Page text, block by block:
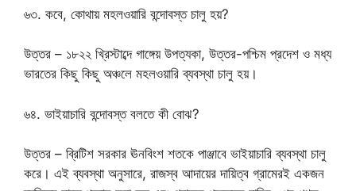
৬৩. কবে, কোথায় মহলওয়ারি বন্দোবস্ত চালু হয়?
উত্তর – ১৮২২ খ্রিস্টাব্দে গাঙ্গেয় উপত্যকা, উত্তর-পশ্চিম প্রদেশ ও মধ্য
ভারতের কিছু কিছু অঞ্চলে মহলওয়ারি ব্যবস্থা চালু হয়।
৬৪. ভাইয়াচারি বন্দোবস্ত বলতে কী বোঝ?
উত্তর – ব্রিটিশ সরকার ঊনবিংশ শতকে পাঞ্জাবে ভাইয়াচারি ব্যবস্থা চালু
করে। এই ব্যবস্থা অনুসারে, রাজস্ব আদায়ের দায়িত্ব গ্রামেরই একজন